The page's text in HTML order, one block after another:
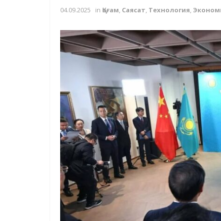
04.09.2025 in Қоғам, Саясат, Технология,